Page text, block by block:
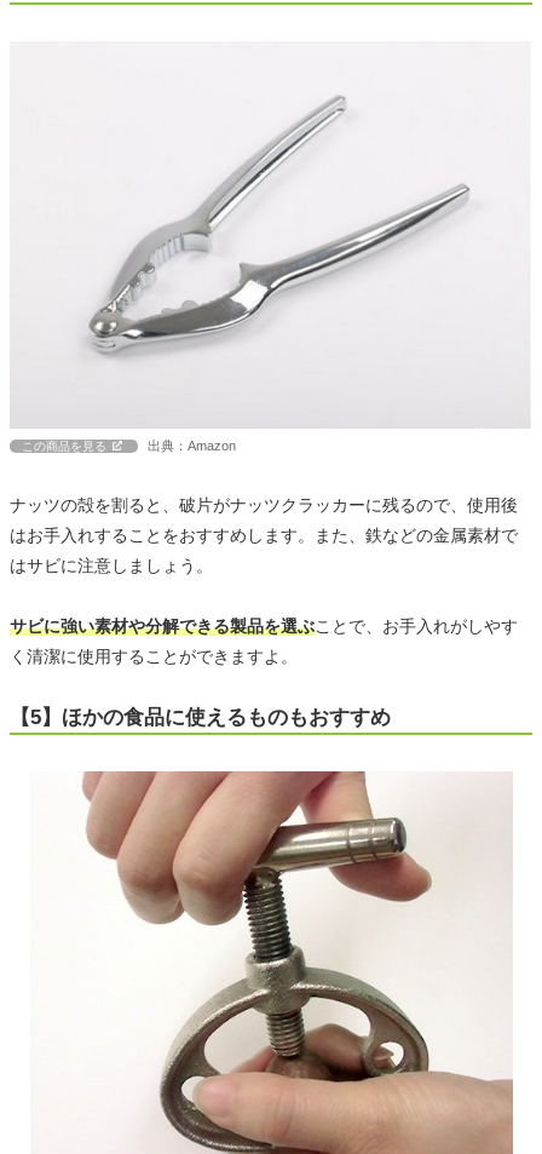
この商品を見る 出典：Amazon
ナッツの殻を割ると、破片がナッツクラッカーに残るので、使用後
はお手入れすることをおすすめします。また、鉄などの金属素材で
はサビに注意しましょう。
サビに強い素材や分解できる製品を選ぶことで、お手入れがしやす
く清潔に使用することができますよ。
【5】ほかの食品に使えるものもおすすめ